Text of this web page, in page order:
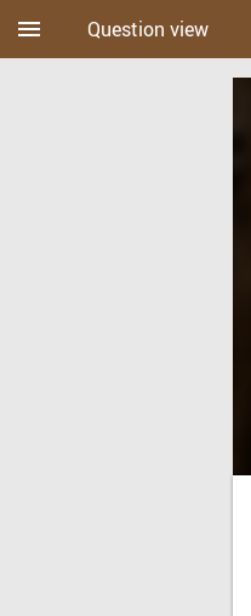
menu Question view